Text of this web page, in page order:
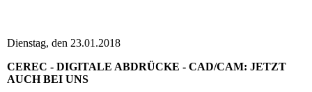
Dienstag, den 23.01.2018
CEREC - DIGITALE ABDRÜCKE - CAD/CAM: JETZT
AUCH BEI UNS